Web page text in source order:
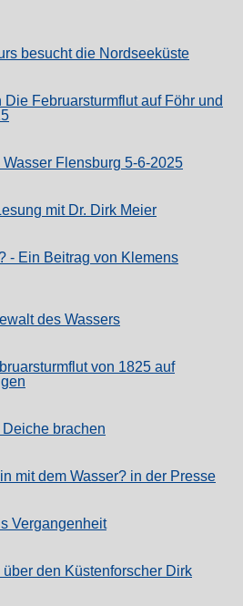
besucht die Nordseeküste
Die Februarsturmflut auf Föhr und
Flensburg 5-6-2025
mit Dr. Dirk Meier
- Ein Beitrag von Klemens
des Wassers
von 1825 auf
brachen
mit dem Wasser? in der Presse
Vergangenheit
den Küstenforscher Dirk